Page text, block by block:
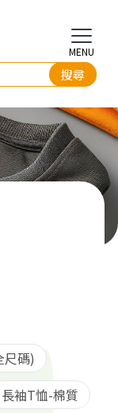
尺碼)
長袖T恤-棉質